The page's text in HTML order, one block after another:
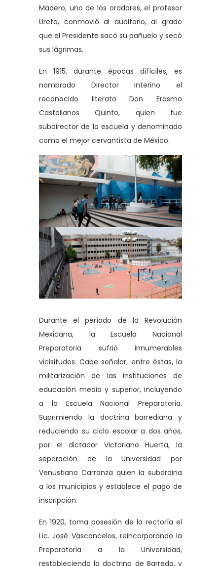
Madero, uno de los oradores, el profesor
Ureta, conmovió al auditorio, al grado
que el Presidente sacó su pañuelo y secó
sus lágrimas.
En 1915, durante épocas difíciles, es
nombrado Director Interino el
reconocido literato Don Erasmo
Castellanos Quinto, quien fue
subdirector de la escuela y denominado
como el mejor cervantista de México.
Durante el período de la Revolución
Mexicana, la Escuela Nacional
Preparatoria sufrió innumerables
vicisitudes. Cabe señalar, entre éstas, la
militarización de las instituciones de
educación media y superior, incluyendo
a la Escuela Nacional Preparatoria.
Suprimiendo la doctrina barrediana y
reduciendo su ciclo escolar a dos años,
por el dictador Victoriano Huerta, la
separación de la Universidad por
Venustiano Carranza quien la subordina
a los municipios y establece el pago de
inscripción.
En 1920, toma posesión de la rectoría el
Lic. José Vasconcelos, reincorporando la
Preparatoria a la Universidad,
restableciendo la doctrina de Barreda, y